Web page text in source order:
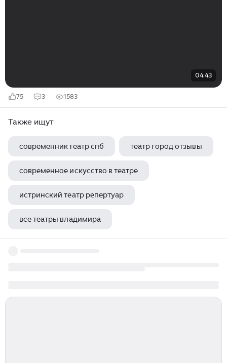
04:43
75 3 1583
Также ищут
современник театр спб театр город отзывы
современное искусство в театре
истринский театр репертуар
все театры владимира